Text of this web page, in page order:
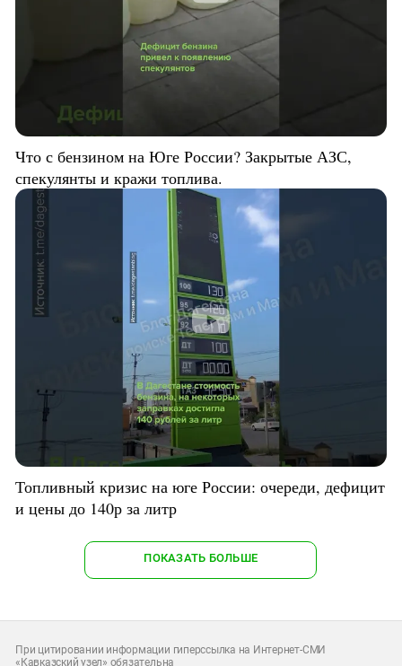
Что с бензином на Юге России? Закрытые АЗС,
спекулянты и кражи топлива.
Топливный кризис на юге России: очереди, дефицит
и цены до 140р за литр
ПОКАЗАТЬ БОЛЬШЕ
При цитировании информации гиперссылка на Интернет-СМИ
«Кавказский узел» обязательна